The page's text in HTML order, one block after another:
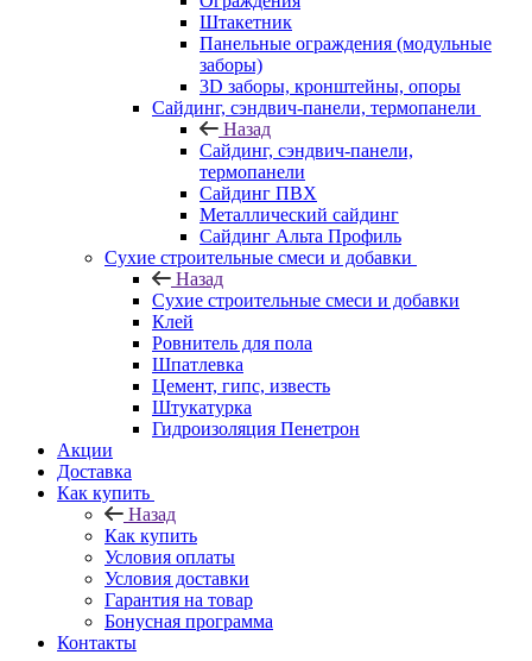
Штакетник
Панельные ограждения (модульные
заборы)
3D заборы, кронштейны, опоры
Cайдинг, сэндвич-панели, термопанели
Назад
Cайдинг, сэндвич-панели,
термопанели
Сайдинг ПВХ
Металлический сайдинг
Сайдинг Альта Профиль
Сухие строительные смеси и добавки
Назад
Сухие строительные смеси и добавки
Клей
Ровнитель для пола
Шпатлевка
Цемент, гипс, известь
Штукатурка
Гидроизоляция Пенетрон
Акции
Доставка
Как купить
Назад
Как купить
Условия оплаты
Условия доставки
Гарантия на товар
Бонусная программа
Контакты